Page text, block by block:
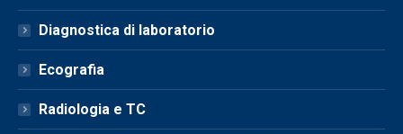
Diagnostica di laboratorio
Ecografia
Radiologia e TC